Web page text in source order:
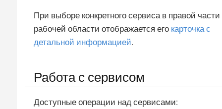
При выборе конкретного сервиса в правой части
рабочей области отображается его карточка с
детальной информацией.
Работа с сервисом
Доступные операции над сервисами: